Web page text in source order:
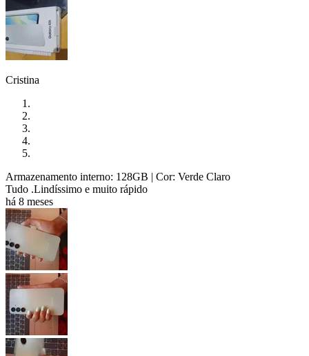
Cristina
Armazenamento interno: 128GB | Cor: Verde Claro
Tudo .Lindíssimo e muito rápido
há 8 meses